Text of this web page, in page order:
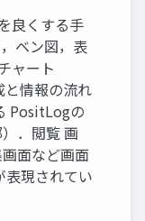
良くする手
ベン図，表
ャート
情報の流れ
PositLogの
．閲覧 画
面など画面
表現されてい